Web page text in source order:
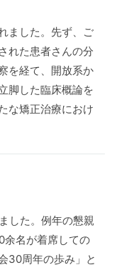
ました。先ず、ご
れた患者さんの分
を経て、開放系か
脚した臨床概論を
な矯正治療におけ
した。例年の懇親
余名が着席しての
30周年の歩み」と